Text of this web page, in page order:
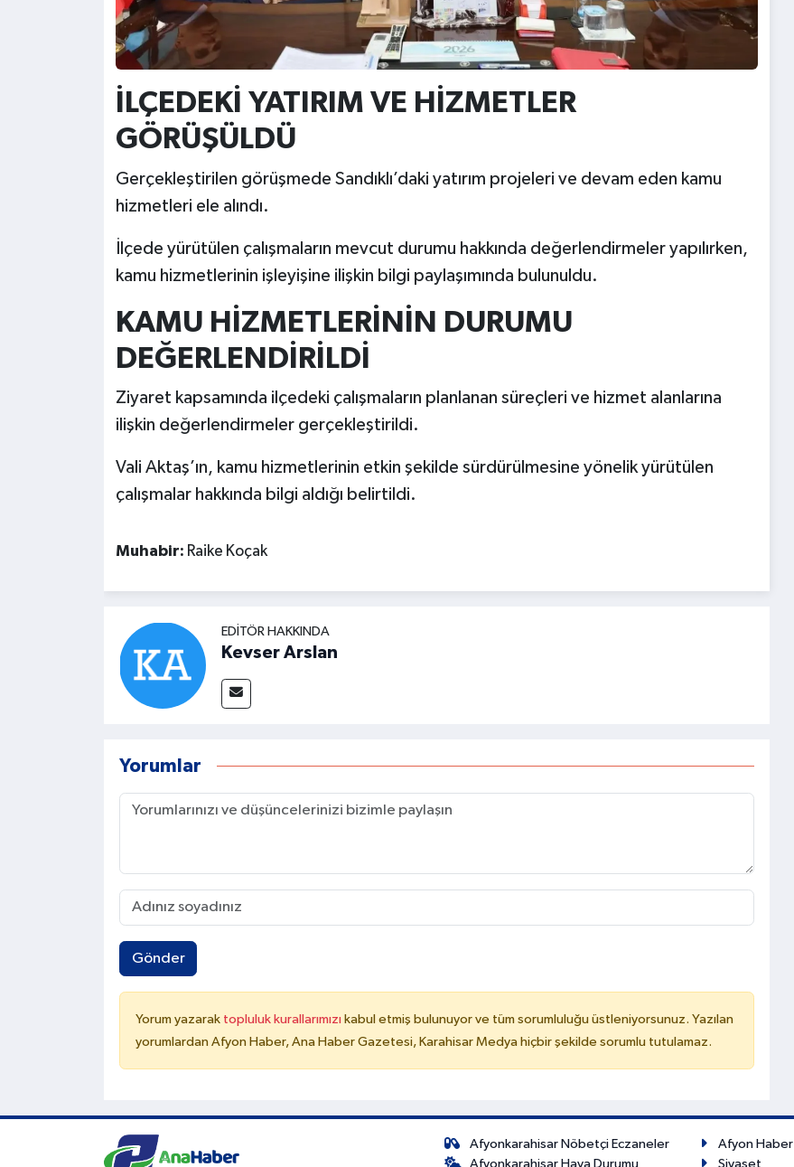
İLÇEDEKİ YATIRIM VE HİZMETLER
GÖRÜŞÜLDÜ
Gerçekleştirilen görüşmede Sandıklı’daki yatırım projeleri ve devam eden kamu
hizmetleri ele alındı.
İlçede yürütülen çalışmaların mevcut durumu hakkında değerlendirmeler yapılırken,
kamu hizmetlerinin işleyişine ilişkin bilgi paylaşımında bulunuldu.
KAMU HİZMETLERİNİN DURUMU
DEĞERLENDİRİLDİ
Ziyaret kapsamında ilçedeki çalışmaların planlanan süreçleri ve hizmet alanlarına
ilişkin değerlendirmeler gerçekleştirildi.
Vali Aktaş’ın, kamu hizmetlerinin etkin şekilde sürdürülmesine yönelik yürütülen
çalışmalar hakkında bilgi aldığı belirtildi.
Muhabir: Raike Koçak
EDITÖR HAKKINDA
Kevser Arslan
Yorumlar
Gönder
Yorum yazarak topluluk kurallarımızı kabul etmiş bulunuyor ve tüm sorumluluğu üstleniyorsunuz. Yazılan
yorumlardan Afyon Haber, Ana Haber Gazetesi, Karahisar Medya hiçbir şekilde sorumlu tutulamaz.
Afyonkarahisar Nöbetçi Eczaneler
Afyonkarahisar Hava Durumu
Afyon Haber
Siyaset